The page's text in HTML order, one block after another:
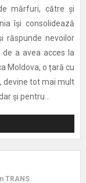
mărfuri, către și
își consolidează
răspunde nevoilor
de a avea acces la
Moldova, o țară cu
devine tot mai mult
și pentru...
TRANS